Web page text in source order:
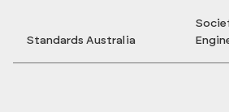
Standards Australia